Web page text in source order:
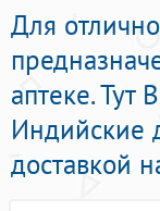
Для
аптеке.
Индийские
доставкой